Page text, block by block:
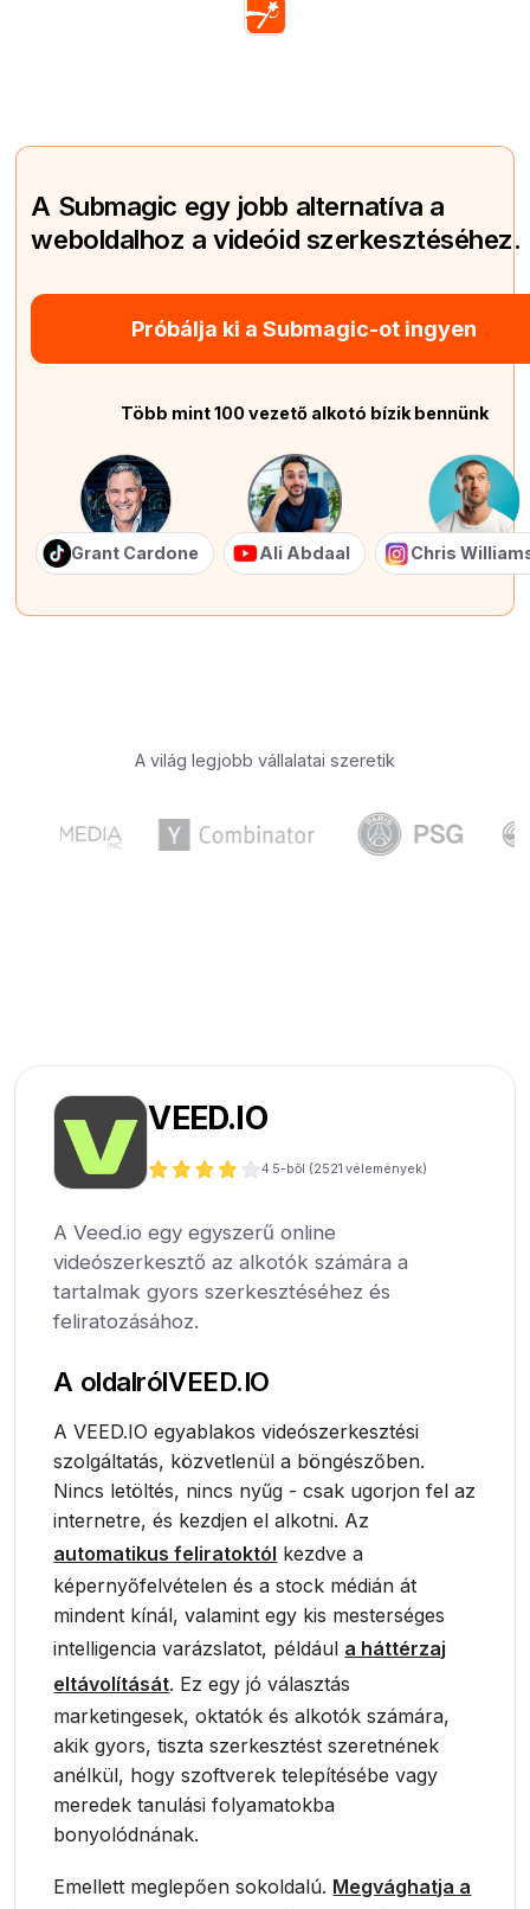
A Submagic egy jobb alternatíva a
weboldalhoz a videóid szerkesztéséhez.
Próbálja ki a Submagic-ot ingyen
Több mint 100 vezető alkotó bízik bennünk
Grant Cardone Ali Abdaal Chris
A világ legjobb vállalatai szeretik
VEED.IO
4 5-ből (2521 vélemények)
A Veed.io egy egyszerű online
videószerkesztő az alkotók számára a
tartalmak gyors szerkesztéséhez és
feliratozásához.
A oldalrólVEED.IO
A VEED.IO egyablakos videószerkesztési
szolgáltatás, közvetlenül a böngészőben.
Nincs letöltés, nincs nyűg - csak ugorjon fel az
internetre, és kezdjen el alkotni. Az
automatikus feliratoktól kezdve a
képernyőfelvételen és a stock médián át
mindent kínál, valamint egy kis mesterséges
intelligencia varázslatot, például a háttérzaj
eltávolítását. Ez egy jó választás
marketingesek, oktatók és alkotók számára,
akik gyors, tiszta szerkesztést szeretnének
anélkül, hogy szoftverek telepítésébe vagy
meredek tanulási folyamatokba
bonyolódnának.
Emellett meglepően sokoldalú. Megvághatja a